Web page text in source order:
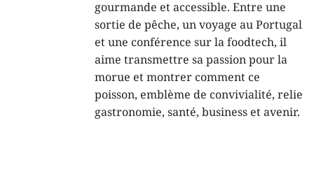
gourmande et accessible. Entre une
sortie de pêche, un voyage au Portugal
et une conférence sur la foodtech, il
aime transmettre sa passion pour la
morue et montrer comment ce
poisson, emblème de convivialité, relie
gastronomie, santé, business et avenir.